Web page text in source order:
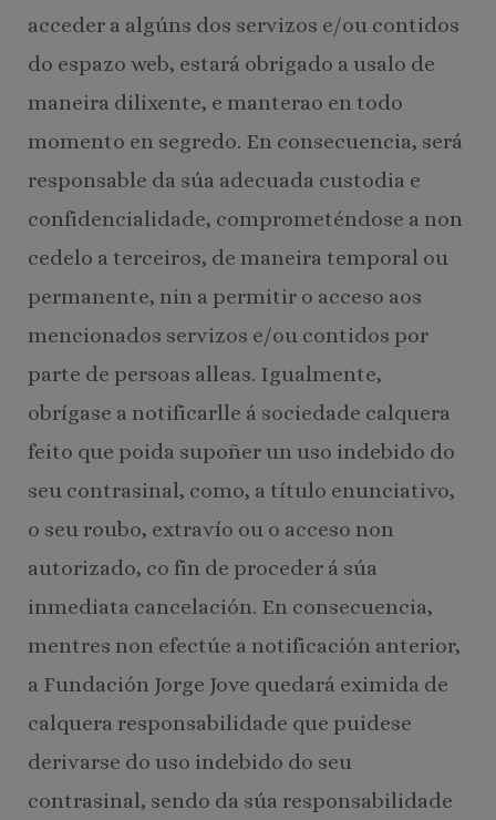
acceder a algúns dos servizos e/ou contidos
do espazo web, estará obrigado a usalo de
maneira dilixente, e manterao en todo
momento en segredo. En consecuencia, será
responsable da súa adecuada custodia e
confidencialidade, comprometéndose a non
cedelo a terceiros, de maneira temporal ou
permanente, nin a permitir o acceso aos
mencionados servizos e/ou contidos por
parte de persoas alleas. Igualmente,
obrígase a notificarlle á sociedade calquera
feito que poida supoñer un uso indebido do
seu contrasinal, como, a título enunciativo,
o seu roubo, extravío ou o acceso non
autorizado, co fin de proceder á súa
inmediata cancelación. En consecuencia,
mentres non efectúe a notificación anterior,
a Fundación Jorge Jove quedará eximida de
calquera responsabilidade que puidese
derivarse do uso indebido do seu
contrasinal, sendo da súa responsabilidade